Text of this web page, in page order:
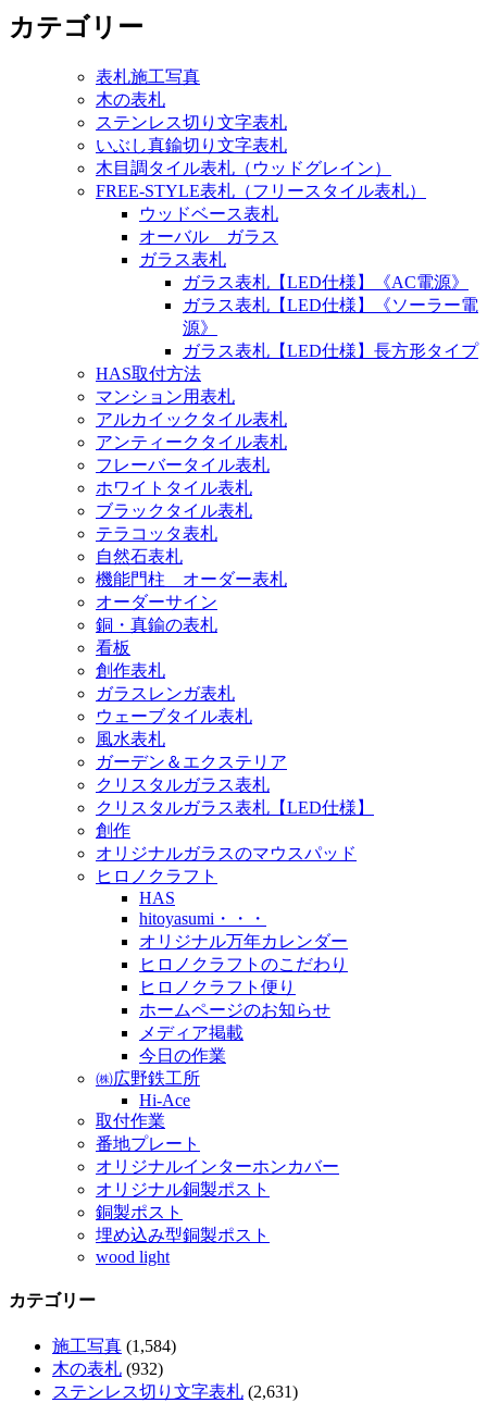
カテゴリー
表札施工写真
木の表札
ステンレス切り文字表札
いぶし真鍮切り文字表札
木目調タイル表札（ウッドグレイン）
FREE-STYLE表札（フリースタイル表札）
ウッドベース表札
オーバル ガラス
ガラス表札
ガラス表札【LED仕様】《AC電源》
ガラス表札【LED仕様】《ソーラー電
源》
ガラス表札【LED仕様】長方形タイプ
HAS取付方法
マンション用表札
アルカイックタイル表札
アンティークタイル表札
フレーバータイル表札
ホワイトタイル表札
ブラックタイル表札
テラコッタ表札
自然石表札
機能門柱 オーダー表札
オーダーサイン
銅・真鍮の表札
看板
創作表札
ガラスレンガ表札
ウェーブタイル表札
風水表札
ガーデン＆エクステリア
クリスタルガラス表札
クリスタルガラス表札【LED仕様】
創作
オリジナルガラスのマウスパッド
ヒロノクラフト
HAS
hitoyasumi・・・
オリジナル万年カレンダー
ヒロノクラフトのこだわり
ヒロノクラフト便り
ホームページのお知らせ
メディア掲載
今日の作業
㈱広野鉄工所
Hi-Ace
取付作業
番地プレート
オリジナルインターホンカバー
オリジナル銅製ポスト
銅製ポスト
埋め込み型銅製ポスト
wood light
カテゴリー
施工写真 (1,584)
木の表札 (932)
ステンレス切り文字表札 (2,631)